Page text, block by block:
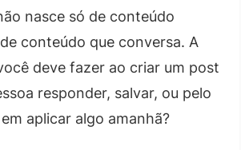
nasce só de conteúdo
conteúdo que conversa. A
deve fazer ao criar um post
responder, salvar, ou pelo
aplicar algo amanhã?